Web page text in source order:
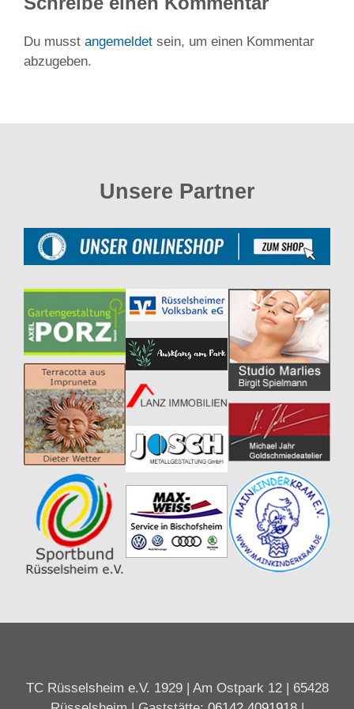
Du musst angemeldet sein, um einen Kommentar
abzugeben.
Unsere Partner
TC Rüsselsheim e.V. 1929 | Am Ostpark 12 | 65428